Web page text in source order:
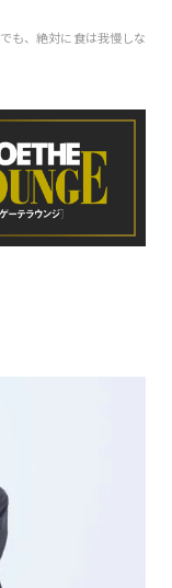
も、絶対に食は我慢しな